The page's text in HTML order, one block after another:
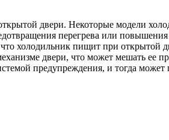
двери. Некоторые модели
перегрева или
холодильник пищит при открытой
двери, что может мешать ее
предупреждения, и тогда может